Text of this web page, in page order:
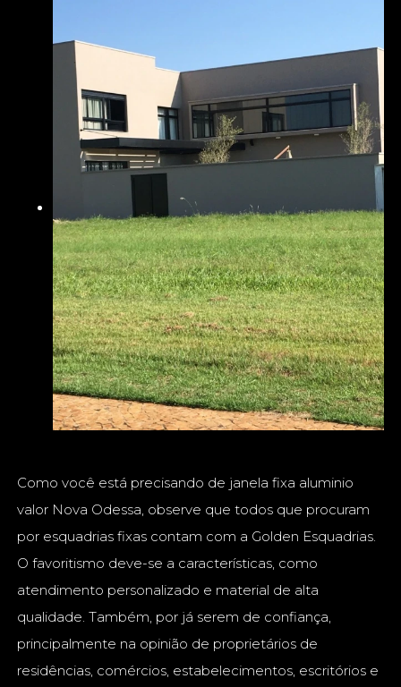
Como você está precisando de janela fixa aluminio
valor Nova Odessa, observe que todos que procuram
por esquadrias fixas contam com a Golden Esquadrias.
O favoritismo deve-se a características, como
atendimento personalizado e material de alta
qualidade. Também, por já serem de confiança,
principalmente na opinião de proprietários de
residências, comércios, estabelecimentos, escritórios e